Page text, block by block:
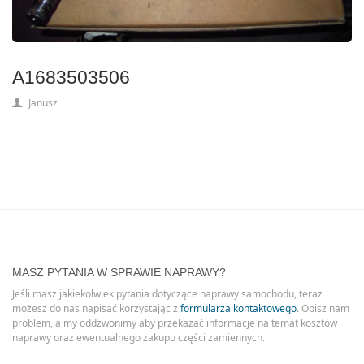
A1683503506
Janusz
MASZ PYTANIA W SPRAWIE NAPRAWY?
Jeśli masz jakiekolwiek pytania dotyczące naprawy samochodu, teraz
możesz do nas napisać korzystając z formularza kontaktowego. Opisz nam
problem, a my oddzwonimy aby przekazać informacje na temat kosztów
naprawy oraz ewentualnego zakupu części zamiennych.